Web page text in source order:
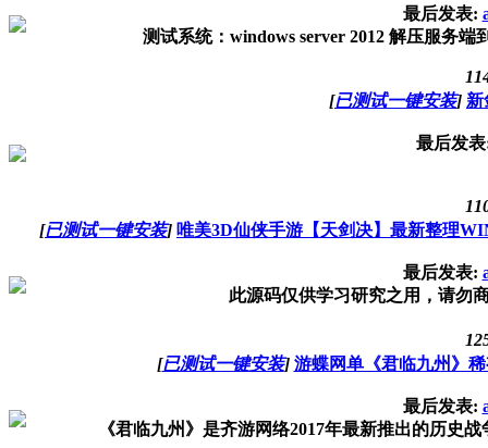
最后发表:
测试系统：windows server 2012 解压服务
[已测试一键安装] 新
最后发
[已测试一键安装] 唯美3D仙侠手游【天剑决】最新整理
最后发表:
此源码仅供学习研究之用，请勿
[已测试一键安装] 游蝶网单《君临九州》
最后发表:
《君临九州》是齐游网络2017年最新推出的历史